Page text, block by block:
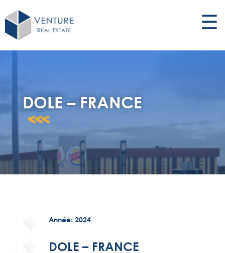
☰
DOLE – FRANCE
<<<
Année: 2024
DOLE – FRANCE